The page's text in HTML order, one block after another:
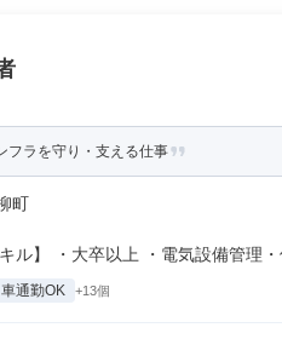
ラを守り・支える仕事
町
ル】 ・大卒以上 ・電気設備管理
車通勤OK +13個